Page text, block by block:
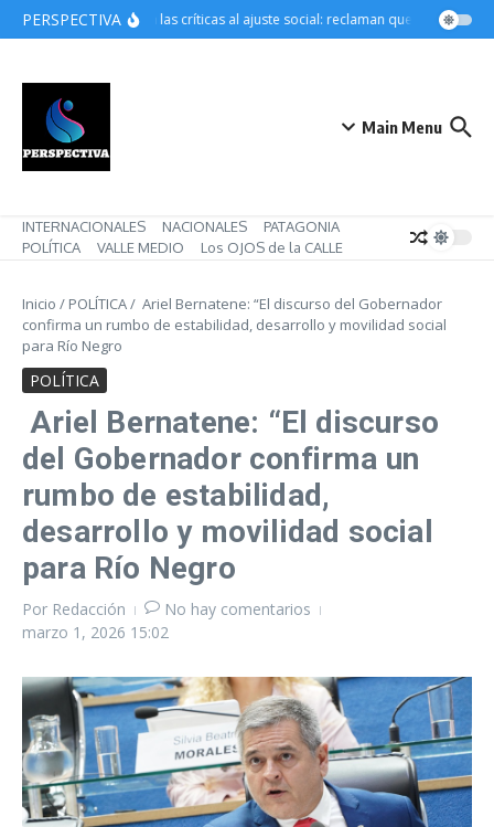
Saltar al contenido
PERSPECTIVACrecen las críticas al ajuste social: reclaman que Pettovello
Main Menu
INTERNACIONALES NACIONALES
PATAGONIA
POLÍTICA
VALLE MEDIO Los OJOS de la CALLE
Inicio / POLÍTICA/ Ariel Bernatene: “El discurso del Gobernador
confirma un rumbo de estabilidad, desarrollo y movilidad social
para Río Negro
POLÍTICA
Ariel Bernatene: “El discurso
del Gobernador confirma un
rumbo de estabilidad,
desarrollo y movilidad social
para Río Negro
Por Redacción
No hay comentarios
marzo 1, 2026 15:02